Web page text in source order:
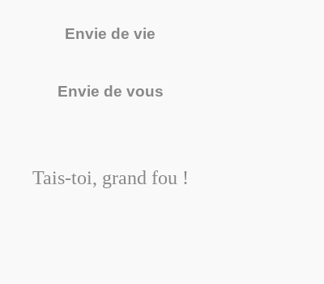
Envie de vie
Envie de vous
Tais-toi, grand fou !